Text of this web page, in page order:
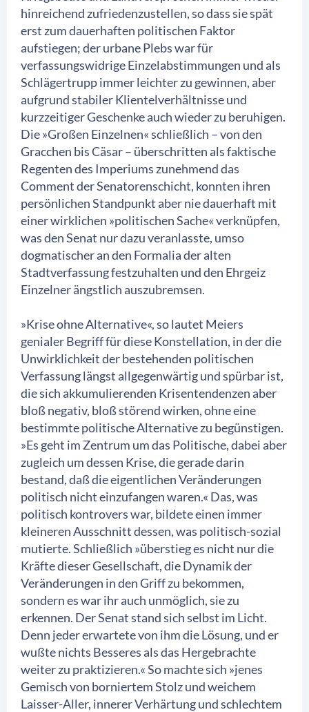
hinreichend zufriedenzustellen, so dass sie spät
erst zum dauerhaften politischen Faktor
aufstiegen; der urbane Plebs war für
verfassungswidrige Einzelabstimmungen und als
Schlägertrupp immer leichter zu gewinnen, aber
aufgrund stabiler Klientelverhältnisse und
kurzzeitiger Geschenke auch wieder zu beruhigen.
Die »Großen Einzelnen« schließlich – von den
Gracchen bis Cäsar – überschritten als faktische
Regenten des Imperiums zunehmend das
Comment der Senatorenschicht, konnten ihren
persönlichen Standpunkt aber nie dauerhaft mit
einer wirklichen »politischen Sache« verknüpfen,
was den Senat nur dazu veranlasste, umso
dogmatischer an den Formalia der alten
Stadtverfassung festzuhalten und den Ehrgeiz
Einzelner ängstlich auszubremsen.
»Krise ohne Alternative«, so lautet Meiers
genialer Begriff für diese Konstellation, in der die
Unwirklichkeit der bestehenden politischen
Verfassung längst allgegenwärtig und spürbar ist,
die sich akkumulierenden Krisentendenzen aber
bloß negativ, bloß störend wirken, ohne eine
bestimmte politische Alternative zu begünstigen.
»Es geht im Zentrum um das Politische, dabei aber
zugleich um dessen Krise, die gerade darin
bestand, daß die eigentlichen Veränderungen
politisch nicht einzufangen waren.« Das, was
politisch kontrovers war, bildete einen immer
kleineren Ausschnitt dessen, was politisch-sozial
mutierte. Schließlich »überstieg es nicht nur die
Kräfte dieser Gesellschaft, die Dynamik der
Veränderungen in den Griff zu bekommen,
sondern es war ihr auch unmöglich, sie zu
erkennen. Der Senat stand sich selbst im Licht.
Denn jeder erwartete von ihm die Lösung, und er
wußte nichts Besseres als das Hergebrachte
weiter zu praktizieren.« So machte sich »jenes
Gemisch von borniertem Stolz und weichem
Laisser-Aller, innerer Verhärtung und schlechtem